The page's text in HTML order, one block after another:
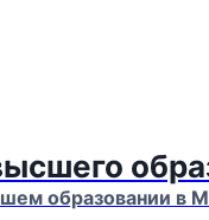
образовании в